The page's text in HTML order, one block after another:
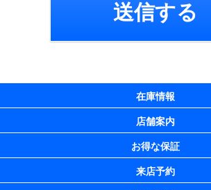
在庫情報
店舗案内
お得な保証
来店予約